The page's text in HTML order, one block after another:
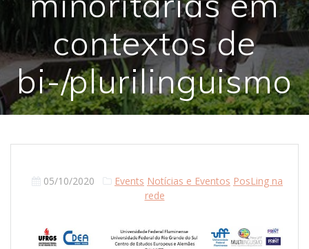
contextos de
bi-/plurilinguismo
05/10/2020 Events Notícias e Eventos PosLing na
rede